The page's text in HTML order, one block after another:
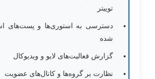
توییتر
دسترسی به استوری‌ها و پست‌های
شده
گزارش فعالیت‌های لایو و ویدیوکال
نظارت بر گروه‌ها و کانال‌های عضویت